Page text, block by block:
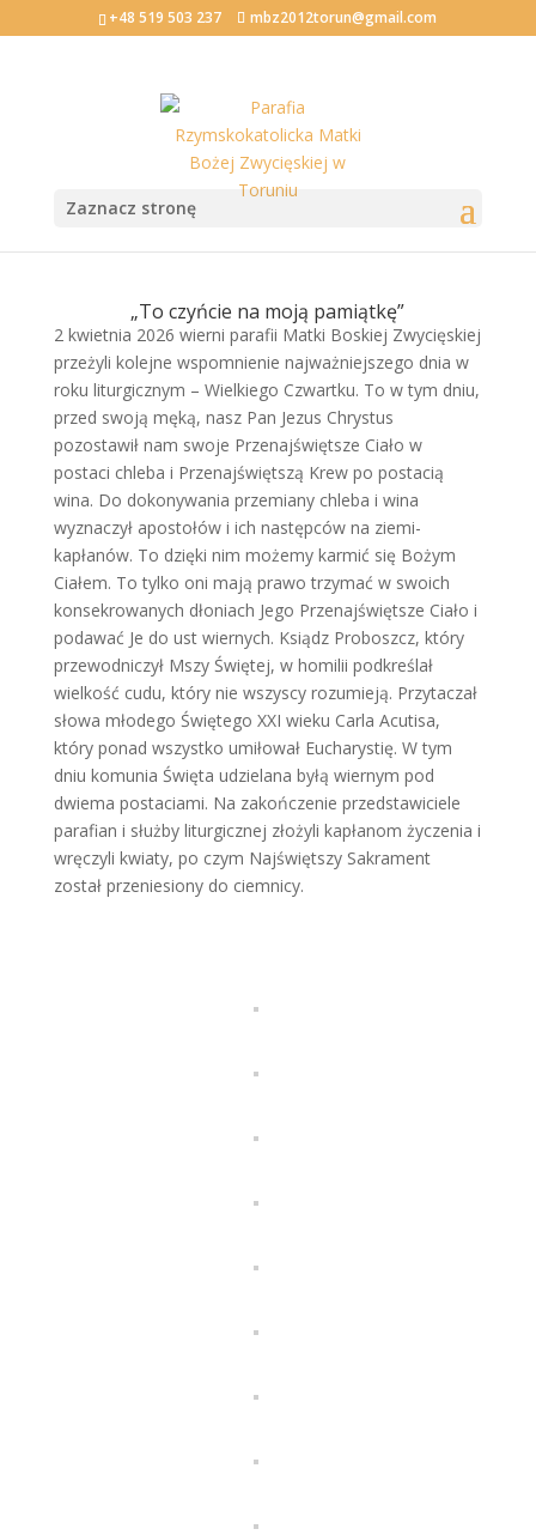
+48 519 503 237 mbz2012torun@gmail.com
Zaznacz stronę
Wielki Czwartek
„To czyńcie na moją pamiątkę”
2 kwietnia 2026 wierni parafii Matki Boskiej Zwycięskiej
przeżyli kolejne wspomnienie najważniejszego dnia w
roku liturgicznym – Wielkiego Czwartku. To w tym dniu,
przed swoją męką, nasz Pan Jezus Chrystus
pozostawił nam swoje Przenajświętsze Ciało w
postaci chleba i Przenajświętszą Krew po postacią
wina. Do dokonywania przemiany chleba i wina
wyznaczył apostołów i ich następców na ziemi-
kapłanów. To dzięki nim możemy karmić się Bożym
Ciałem. To tylko oni mają prawo trzymać w swoich
konsekrowanych dłoniach Jego Przenajświętsze Ciało i
podawać Je do ust wiernych. Ksiądz Proboszcz, który
przewodniczył Mszy Świętej, w homilii podkreślał
wielkość cudu, który nie wszyscy rozumieją. Przytaczał
słowa młodego Świętego XXI wieku Carla Acutisa,
który ponad wszystko umiłował Eucharystię. W tym
dniu komunia Święta udzielana byłą wiernym pod
dwiema postaciami. Na zakończenie przedstawiciele
parafian i służby liturgicznej złożyli kapłanom życzenia i
wręczyli kwiaty, po czym Najświętszy Sakrament
został przeniesiony do ciemnicy.